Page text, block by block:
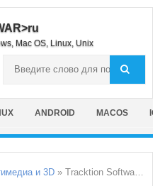
Mac OS, Linux, Unix
ANDROID MACOS
и 3D » Tracktion Software & Dawesome - Novum